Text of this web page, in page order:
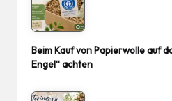
Beim Kauf von Papierwolle auf
Engel“ achten